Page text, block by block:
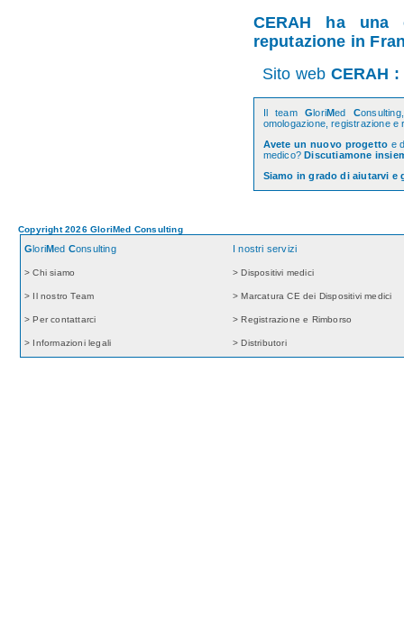
CERAH ha una
reputazione in
Sito web CERAH :
Il teamGloriMed C
omologazione, registrazione
Avete un nuovo progetto e
medico?Discutiamone
Siamo in grado di aiutarvi
Copyright 2026 GloriMed Consulting
GloriMed Consulting I nostri servizi
> Chi siamo > Dispositivi medici
> Il nostro Team > Marcatura CE dei Dispositivi medici
> Per contattarci > Registrazione e Rimborso
> Informazioni legali > Distributori